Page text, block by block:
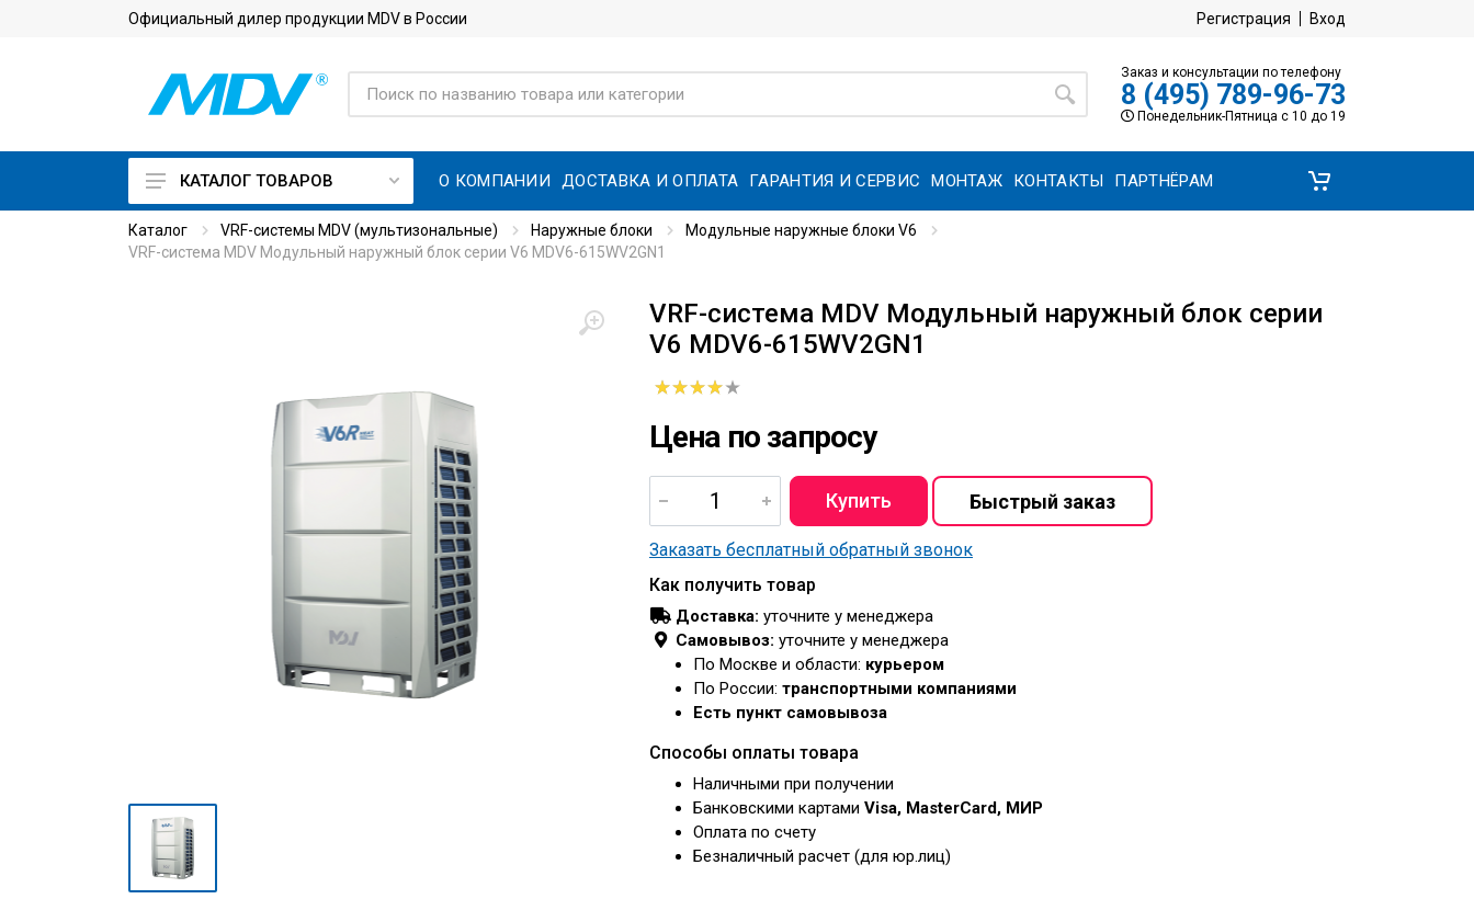
Официальный дилер продукции MDV в России Регистрация Вход
Заказ и консультации по телефону
8 (495) 789-96-73
Понедельник-Пятница с 10 до 19
On Off кондиционеры
Тепловые насосы
Полупромышленные сплит-
Mini VRF-системы серия
VRF-системы MDV
(мультизональные)
конденсаторные блоки
Руфтопы
КАТАЛОГ ТОВАРОВ О КОМПАНИИ ДОСТАВКА И ОПЛАТА ГАРАНТИЯ И СЕРВИС МОНТАЖ КОНТАКТЫ ПАРТНЁРАМ
Каталог VRF-системы MDV (мультизональные) Наружные блоки
Модульные наружные блоки V6
VRF-система MDV Модульный наружный блок серии V6 MDV6-615WV2GN1
VRF-система MDV Модульный наружный блок серии
V6 MDV6-615WV2GN1
Цена по запросу
Заказать бесплатный обратный звонок
Как получить товар
Доставка: уточните у менеджера
Самовывоз: уточните у менеджера
По Москве и области: курьером
По России: транспортными компаниями
Есть пункт самовывоза
Способы оплаты товара
Наличными при получении
Банковскими картами Visa, MasterCard, МИР
Оплата по счету
Безналичный расчет (для юр.лиц)